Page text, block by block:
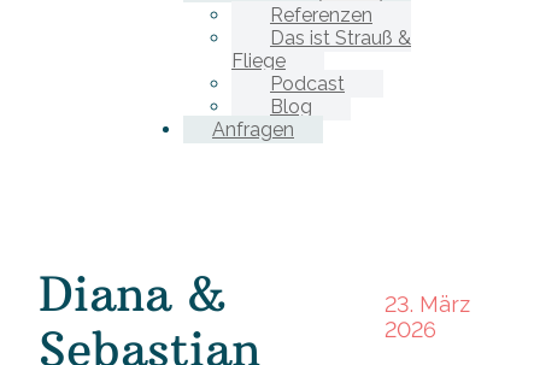
Referenzen
Das ist Strauß &
Fliege
Podcast
Blog
Anfragen
Diana &
Sebastian
23. März
2026